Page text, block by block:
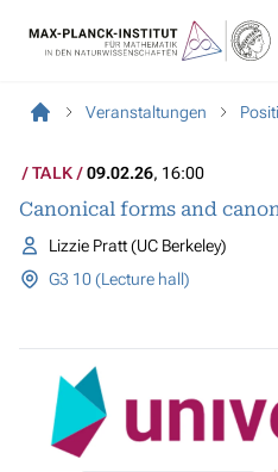
Veranstaltungen
TALK 09.02.26, 16:00
Canonical forms and
Lizzie Pratt (UC Berkeley)
G3 10 (Lecture hall)